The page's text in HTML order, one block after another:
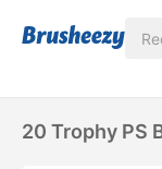
20 Trophy PS